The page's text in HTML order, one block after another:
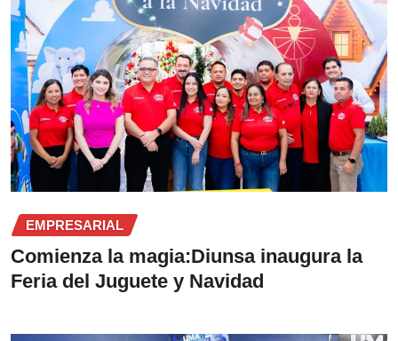
EMPRESARIAL
Comienza la magia:Diunsa inaugura la
Feria del Juguete y Navidad